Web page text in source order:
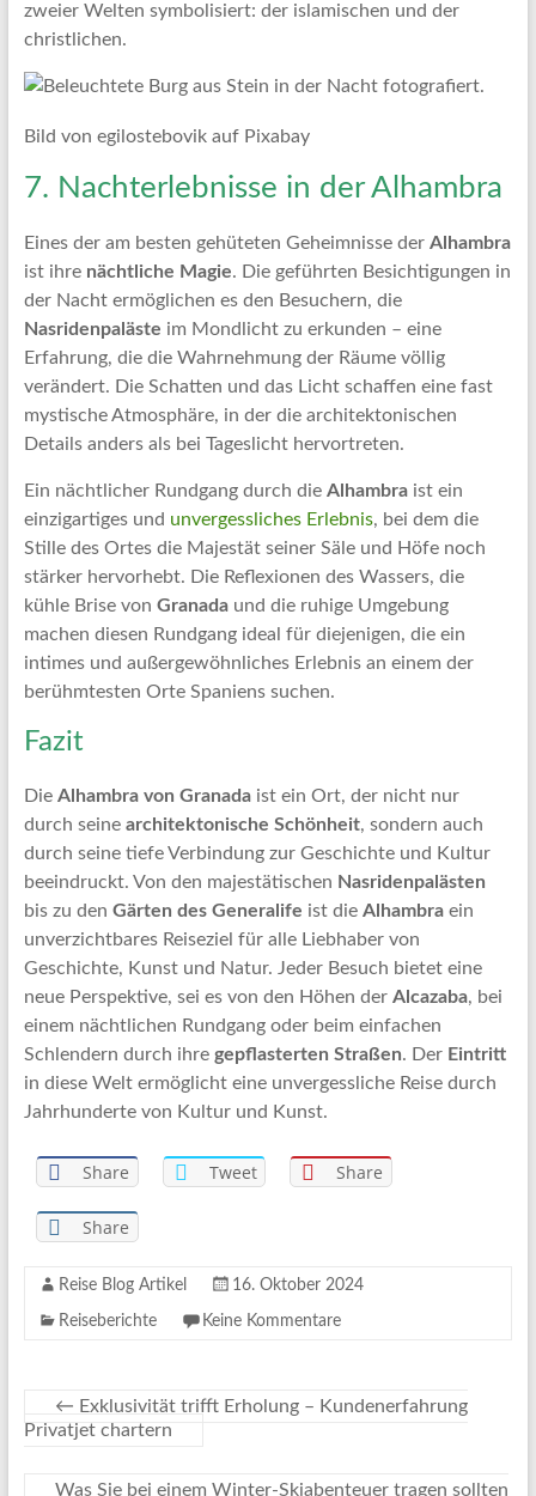
zweier Welten symbolisiert: der islamischen und der
christlichen.
Bild von egilostebovik auf Pixabay
7. Nachterlebnisse in der Alhambra
Eines der am besten gehüteten Geheimnisse der Alhambra
ist ihre nächtliche Magie. Die geführten Besichtigungen in
der Nacht ermöglichen es den Besuchern, die
Nasridenpaläste im Mondlicht zu erkunden – eine
Erfahrung, die die Wahrnehmung der Räume völlig
verändert. Die Schatten und das Licht schaffen eine fast
mystische Atmosphäre, in der die architektonischen
Details anders als bei Tageslicht hervortreten.
Ein nächtlicher Rundgang durch die Alhambraist ein
einzigartiges und unvergessliches Erlebnis, bei dem die
Stille des Ortes die Majestät seiner Säle und Höfe noch
stärker hervorhebt. Die Reflexionen des Wassers, die
kühle Brise von Granadaund die ruhige Umgebung
machen diesen Rundgang ideal für diejenigen, die ein
intimes und außergewöhnliches Erlebnis an einem der
berühmtesten Orte Spaniens suchen.
Fazit
Die Alhambra von Granadaist ein Ort, der nicht nur
durch seine architektonische Schönheit, sondern auch
durch seine tiefe Verbindung zur Geschichte und Kultur
beeindruckt. Von den majestätischen Nasridenpalästen
bis zu den Gärten des Generalife ist die Alhambraein
unverzichtbares Reiseziel für alle Liebhaber von
Geschichte, Kunst und Natur. Jeder Besuch bietet eine
neue Perspektive, sei es von den Höhen der Alcazaba, bei
einem nächtlichen Rundgang oder beim einfachen
Schlendern durch ihre gepflasterten Straßen. Der Eintritt
in diese Welt ermöglicht eine unvergessliche Reise durch
Jahrhunderte von Kultur und Kunst.
Share Tweet Share
Share
Reise Blog Artikel 16. Oktober 2024
Reiseberichte Keine Kommentare
← Exklusivität trifft Erholung – Kundenerfahrung
Privatjet chartern
Was Sie bei einem Winter-Skiabenteuer tragen sollten